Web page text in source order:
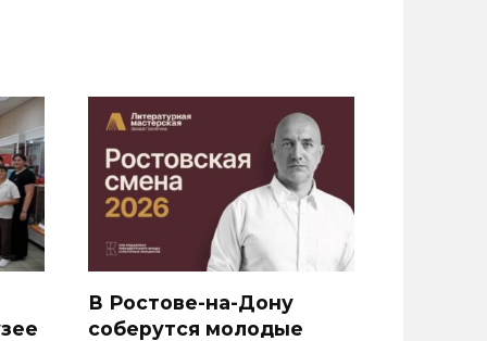
В Ростове-на-Дону
соберутся молодые